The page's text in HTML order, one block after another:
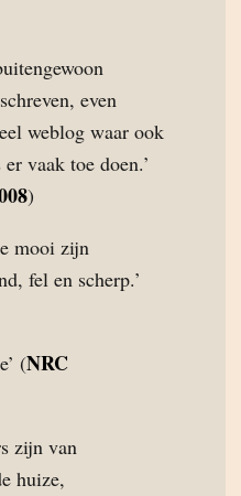
even
weblog waar ook
vaak toe doen.’
)
mooi zijn
fel en scherp.’
(NRC
zijn van
huize,